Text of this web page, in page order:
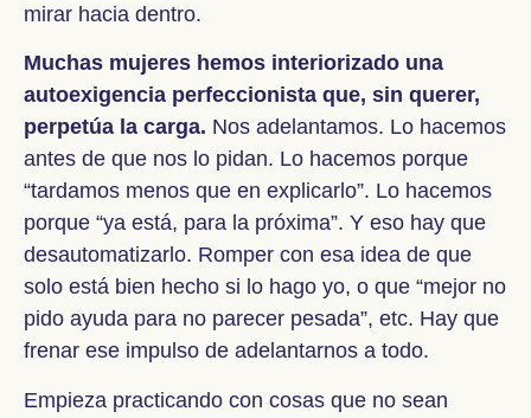
mirar hacia dentro.
Muchas mujeres hemos interiorizado una
autoexigencia perfeccionista que, sin querer,
perpetúa la carga. Nos adelantamos. Lo hacemos
antes de que nos lo pidan. Lo hacemos porque
“tardamos menos que en explicarlo”. Lo hacemos
porque “ya está, para la próxima”. Y eso hay que
desautomatizarlo. Romper con esa idea de que
solo está bien hecho si lo hago yo, o que “mejor no
pido ayuda para no parecer pesada”, etc. Hay que
frenar ese impulso de adelantarnos a todo.
Empieza practicando con cosas que no sean